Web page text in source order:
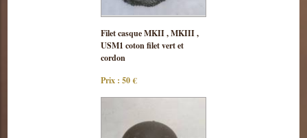
Consulter
cette pièce
Filet casque MKII , MKIII ,
USM1 coton filet vert et
cordon
Prix : 50 €